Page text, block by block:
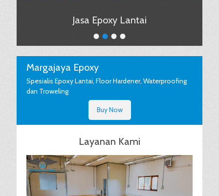
••••
Jasa Epoxy Lantai
Margajaya Epoxy
Spesialis Epoxy Lantai, Floor Hardener, Waterproofing
dan Troweling
Buy Now
Layanan Kami